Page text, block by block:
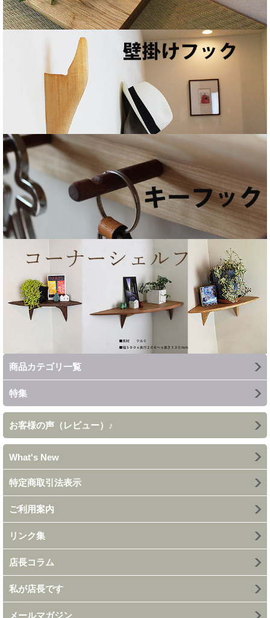
商品カテゴリ一覧
特集
お客様の声（レビュー）♪
What's New
特定商取引法表示
ご利用案内
リンク集
店長コラム
私が店長です
メールマガジン